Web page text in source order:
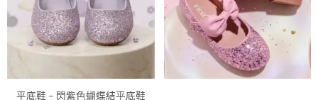
平底鞋 – 閃紫色蝴蝶結平底鞋
式。
可
式。
可
在
產